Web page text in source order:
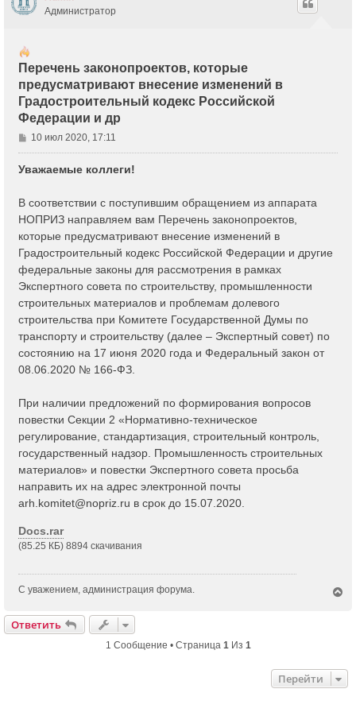
Администратор
Перечень законопроектов, которые
предусматривают внесение изменений в
Градостроительный кодекс Российской
Федерации и др
С
о
е
н
и
е
10 июл 2020, 17:11
Уважаемые коллеги!
В соответствии с поступившим обращением из аппарата
НОПРИЗ направляем вам Перечень законопроектов,
которые предусматривают внесение изменений в
Градостроительный кодекс Российской Федерации и другие
федеральные законы для рассмотрения в рамках
Экспертного совета по строительству, промышленности
строительных материалов и проблемам долевого
строительства при Комитете Государственной Думы по
транспорту и строительству (далее – Экспертный совет) по
состоянию на 17 июня 2020 года и Федеральный закон от
08.06.2020 № 166-ФЗ.
При наличии предложений по формирования вопросов
повестки Секции 2 «Нормативно-техническое
регулирование, стандартизация, строительный контроль,
государственный надзор. Промышленность строительных
материалов» и повестки Экспертного совета просьба
направить их на адрес электронной почты
arh.komitet@nopriz.ru в срок до 15.07.2020.
Docs.rar
(85.25 КБ) 8894 скачивания
С уважением, администрация форума.
ь
я
Ответить
1 Сообщение • Страница 1 Из 1
Перейти